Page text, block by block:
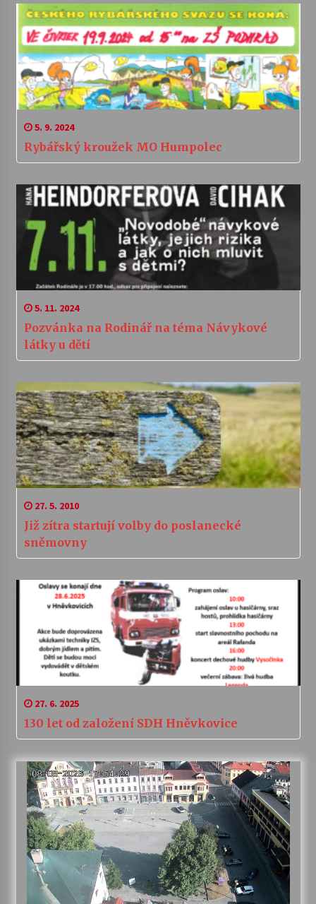
5. 9. 2024
Rybářský kroužek MO Humpolec
5. 11. 2024
Pozvánka na Rodinář na téma Návykové
látky u dětí
27. 5. 2010
Již zítra startují volby do poslanecké
sněmovny
27. 6. 2025
130 let od založení SDH Hněvkovice